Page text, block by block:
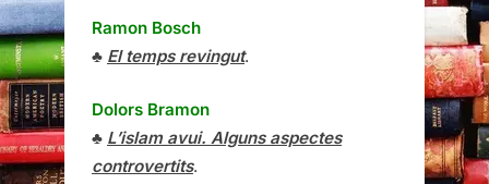
Ramon Bosch
♣ El temps revingut.
Dolors Bramon
♣ L’islam avui. Alguns aspectes
controvertits.